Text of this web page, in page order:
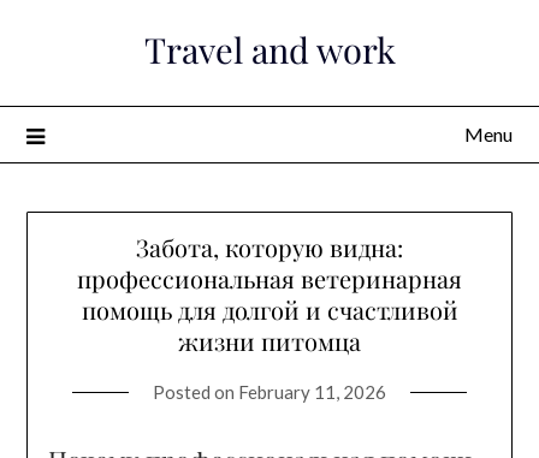
Travel and work
Menu
Забота, которую видна:
профессиональная ветеринарная
помощь для долгой и счастливой
жизни питомца
Posted on February 11, 2026